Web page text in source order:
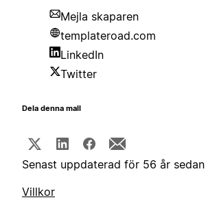
Mejla skaparen
templateroad.com
LinkedIn
Twitter
Dela denna mall
Senast uppdaterad för 56 år sedan
Villkor